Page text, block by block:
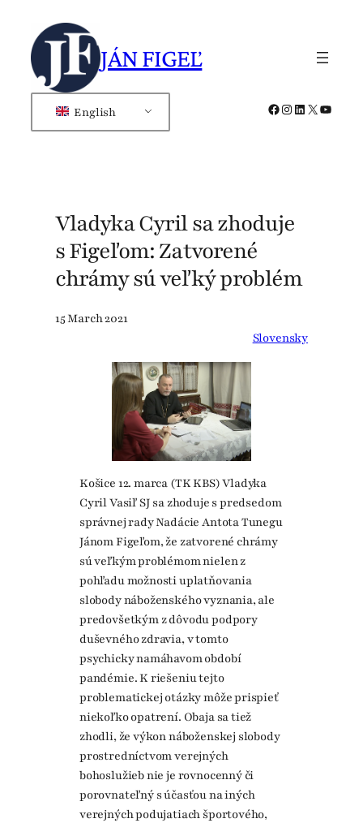
content
JÁN FIGEĽ
English Facebook
Instagram
LinkedIn
X
Vladyka Cyril sa zhoduje
s Figeľom: Zatvorené
chrámy sú veľký problém
15 March 2021
Slovensky
Košice 12. marca (TK KBS) Vladyka
Cyril Vasiľ SJ sa zhoduje s predsedom
správnej rady Nadácie Antota Tunegu
Jánom Figeľom, že zatvorené chrámy
sú veľkým problémom nielen z
pohľadu možnosti uplatňovania
slobody náboženského vyznania, ale
predovšetkým z dôvodu podpory
duševného zdravia, v tomto
psychicky namáhavom období
pandémie. K riešeniu tejto
problematickej otázky môže prispieť
niekoľko opatrení. Obaja sa tiež
zhodli, že výkon náboženskej slobody
prostredníctvom verejných
bohoslužieb nie je rovnocenný či
porovnateľný s účasťou na iných
verejných podujatiach športového,